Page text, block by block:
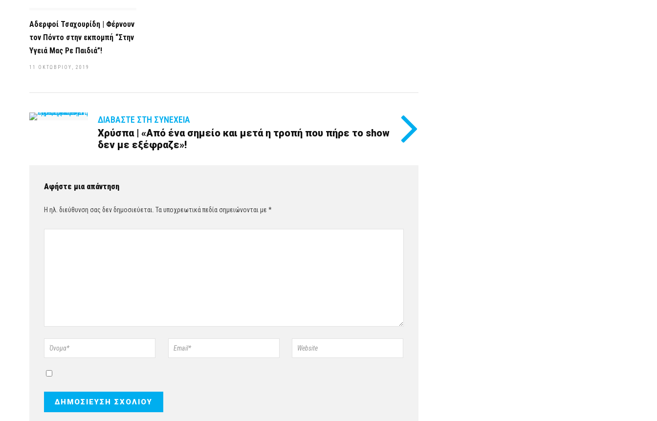
Αδερφοί Τσαχουρίδη | Φέρνουν
τον Πόντο στην εκπομπή “Στην
Υγειά Μας Ρε Παιδιά”!
11 ΟΚΤΩΒΡΊΟΥ, 2019
ΔΙΑΒΆΣΤΕ ΣΤΗ ΣΥΝΈΧΕΙΑ
Χρύσπα | «Από ένα σημείο και μετά η τροπή που πήρε το show
δεν με εξέφραζε»!
Αφήστε μια απάντηση
Η ηλ. διεύθυνση σας δεν δημοσιεύεται. Τα υποχρεωτικά πεδία σημειώνονται με *